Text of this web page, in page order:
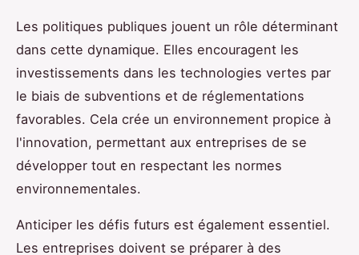
Les politiques publiques jouent un rôle déterminant
dans cette dynamique. Elles encouragent les
investissements dans les technologies vertes par
le biais de subventions et de réglementations
favorables. Cela crée un environnement propice à
l'innovation, permettant aux entreprises de se
développer tout en respectant les normes
environnementales.
Anticiper les défis futurs est également essentiel.
Les entreprises doivent se préparer à des